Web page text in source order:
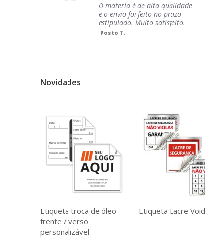
O materia é de alta qualidade
e o envio foi feito no prazo
estipulado. Muito satisfeito.
Posto T.
Novidades
Etiqueta troca de óleo
frente / verso
personalizável
Etiqueta Lacre Void